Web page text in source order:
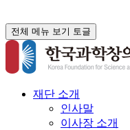
전체 메뉴 보기 토글
재단 소개
인사말
이사장 소개